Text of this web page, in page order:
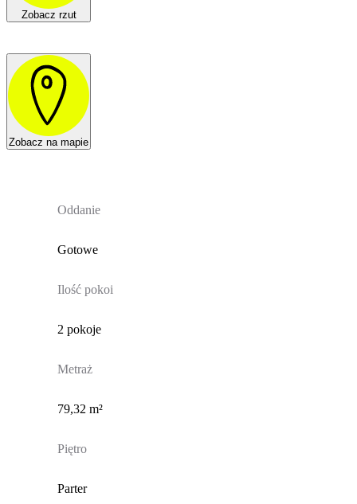
Zobacz rzut
Zobacz na mapie
Oddanie
Gotowe
Ilość pokoi
2 pokoje
Metraż
79,32 m²
Piętro
Parter